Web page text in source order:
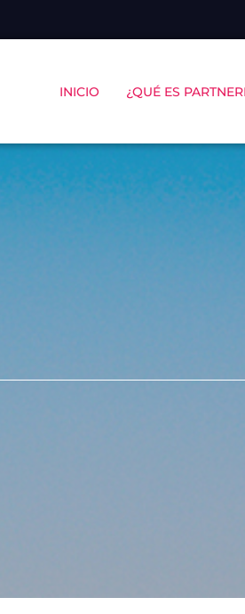
INICIO ¿QUÉ ES